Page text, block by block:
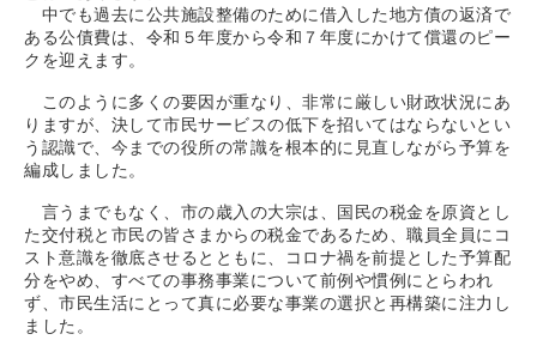
中でも過去に公共施設整備のために借入した地方債の返済で
ある公債費は、令和５年度から令和７年度にかけて償還のピー
クを迎えます。
このように多くの要因が重なり、非常に厳しい財政状況にあ
りますが、決して市民サービスの低下を招いてはならないとい
う認識で、今までの役所の常識を根本的に見直しながら予算を
編成しました。
言うまでもなく、市の歳入の大宗は、国民の税金を原資とし
た交付税と市民の皆さまからの税金であるため、職員全員にコ
スト意識を徹底させるとともに、コロナ禍を前提とした予算配
分をやめ、すべての事務事業について前例や慣例にとらわれ
ず、市民生活にとって真に必要な事業の選択と再構築に注力し
ました。